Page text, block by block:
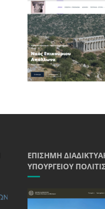
ΕΠΊΣΗΜΗ
ΥΠΟΥΡΓΕΊΟΥ